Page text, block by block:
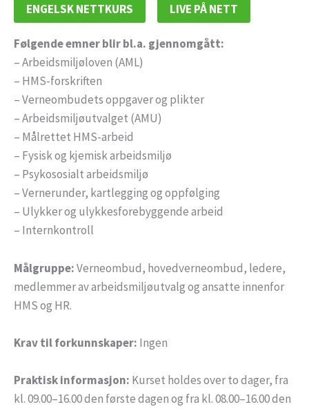
ENGELSK NETTKURS LIVE PÅ NETT
Følgende emner blir bl.a. gjennomgått:
– Arbeidsmiljøloven (AML)
– HMS-forskriften
– Verneombudets oppgaver og plikter
– Arbeidsmiljøutvalget (AMU)
– Målrettet HMS-arbeid
– Fysisk og kjemisk arbeidsmiljø
– Psykososialt arbeidsmiljø
– Vernerunder, kartlegging og oppfølging
– Ulykker og ulykkesforebyggende arbeid
– Internkontroll
Målgruppe:Verneombud, hovedverneombud, ledere,
medlemmer av arbeidsmiljøutvalg og ansatte innenfor
HMS og HR.
Krav til forkunnskaper: Ingen
Praktisk informasjon: Kurset holdes over to dager, fra
kl. 09.00–16.00 den første dagen og fra kl. 08.00–16.00 den